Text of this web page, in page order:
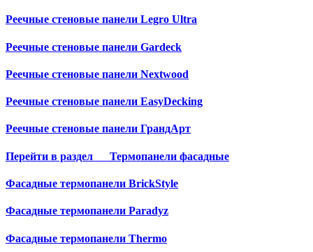
Реечные стеновые панели Legro Ultra
Реечные стеновые панели Gardeck
Реечные стеновые панели Nextwood
Реечные стеновые панели EasyDecking
Реечные стеновые панели ГрандАрт
Перейти в раздел Термопанели фасадные
Фасадные термопанели BrickStyle
Фасадные термопанели Paradyz
Фасадные термопанели Thermo